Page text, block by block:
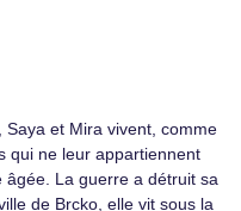
et Mira vivent, comme
qui ne leur appartiennent
La guerre a détruit sa
de Brcko, elle vit sous la